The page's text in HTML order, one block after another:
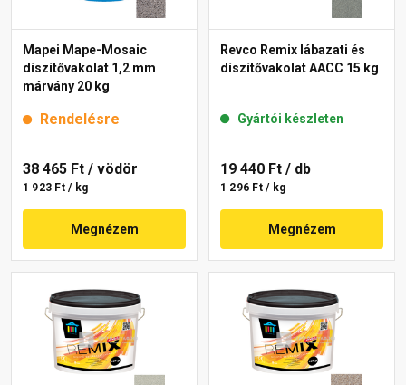
Mapei Mape-Mosaic
díszítővakolat 1,2 mm
márvány 20 kg
Rendelésre
38 465 Ft / vödör
1 923 Ft / kg
Megnézem
Revco Remix lábazati és
díszítővakolat AACC 15 kg
Gyártói készleten
19 440 Ft / db
1 296 Ft / kg
Megnézem